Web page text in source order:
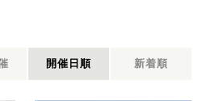
開催日順 新着順